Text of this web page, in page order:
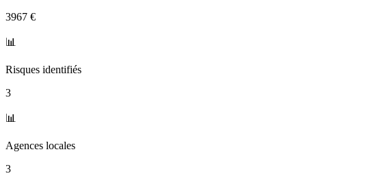
3967 €
📊
Risques identifiés
3
📊
Agences locales
3